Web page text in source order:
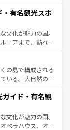
ではのユニークな
町歩きも満喫する
価も高いが、旅行
、うまく活用すれ
・有名観光スポ
文化が魅力の国。
ニアまで、訪れる
グ、エンターテイ
。一方、アメリカ
ニオンやイエロー
が融合した独特の
で異なる魅力を楽
感じることができ
の旅も、アメリカ
の島で構成される
いる。大自然の神
地といえばオアフ
島やカウアイ島が
をはじめ、豊かな
ピリット」と呼ば
ガイド・有名観
文化が魅力の国。
ペラハウス、オー